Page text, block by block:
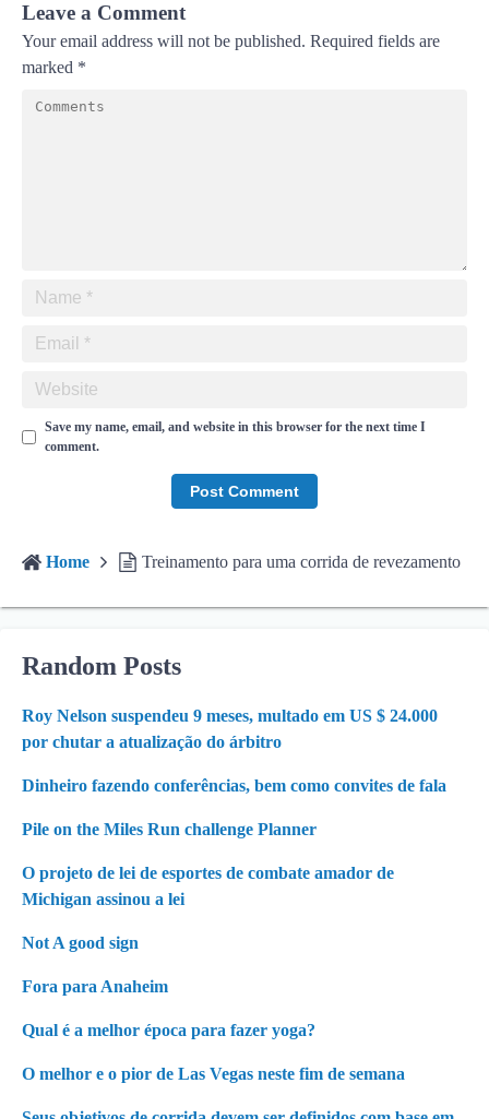
Leave a Comment
Your email address will not be published. Required fields are
marked *
Save my name, email, and website in this browser for the next time I
comment.
Home Treinamento para uma corrida de revezamento
Random Posts
Roy Nelson suspendeu 9 meses, multado em US $ 24.000
por chutar a atualização do árbitro
Dinheiro fazendo conferências, bem como convites de fala
Pile on the Miles Run challenge Planner
O projeto de lei de esportes de combate amador de
Michigan assinou a lei
Not A good sign
Fora para Anaheim
Qual é a melhor época para fazer yoga?
O melhor e o pior de Las Vegas neste fim de semana